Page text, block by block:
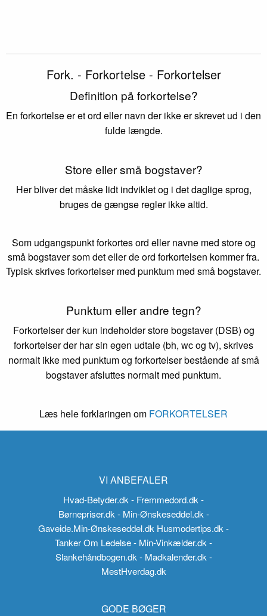
Fork. - Forkortelse - Forkortelser
Definition på forkortelse?
En forkortelse er et ord eller navn der ikke er skrevet ud i den
fulde længde.
Store eller små bogstaver?
Her bliver det måske lidt indviklet og i det daglige sprog,
bruges de gængse regler ikke altid.
Som udgangspunkt forkortes ord eller navne med store og
små bogstaver som det eller de ord forkortelsen kommer fra.
Typisk skrives forkortelser med punktum med små bogstaver.
Punktum eller andre tegn?
Forkortelser der kun indeholder store bogstaver (DSB) og
forkortelser der har sin egen udtale (bh, wc og tv), skrives
normalt ikke med punktum og forkortelser bestående af små
bogstaver afsluttes normalt med punktum.
Læs hele forklaringen om FORKORTELSER
VI ANBEFALER
Hvad-Betyder.dk- Fremmedord.dk-
Børnepriser.dk - Min-Ønskeseddel.dk -
Gaveide.Min-Ønskeseddel.dk Husmodertips.dk-
Tanker Om Ledelse- Min-Vinkælder.dk-
Slankehåndbogen.dk - Madkalender.dk -
MestHverdag.dk
GODE BØGER